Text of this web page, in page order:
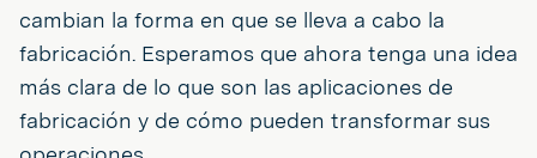
cambian la forma en que se lleva a cabo la
fabricación. Esperamos que ahora tenga una idea
más clara de lo que son las aplicaciones de
fabricación y de cómo pueden transformar sus